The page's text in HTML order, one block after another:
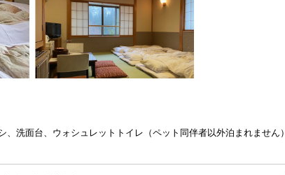
洗面台、ウォシュレットトイレ（ペット同伴者以外泊まれません）